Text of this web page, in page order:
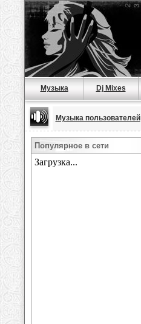
Музыка Dj Mixes
Музыка пользователей
Популярное в сети